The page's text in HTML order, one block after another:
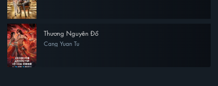
Thương Nguyên Đồ
Cang Yuan Tu